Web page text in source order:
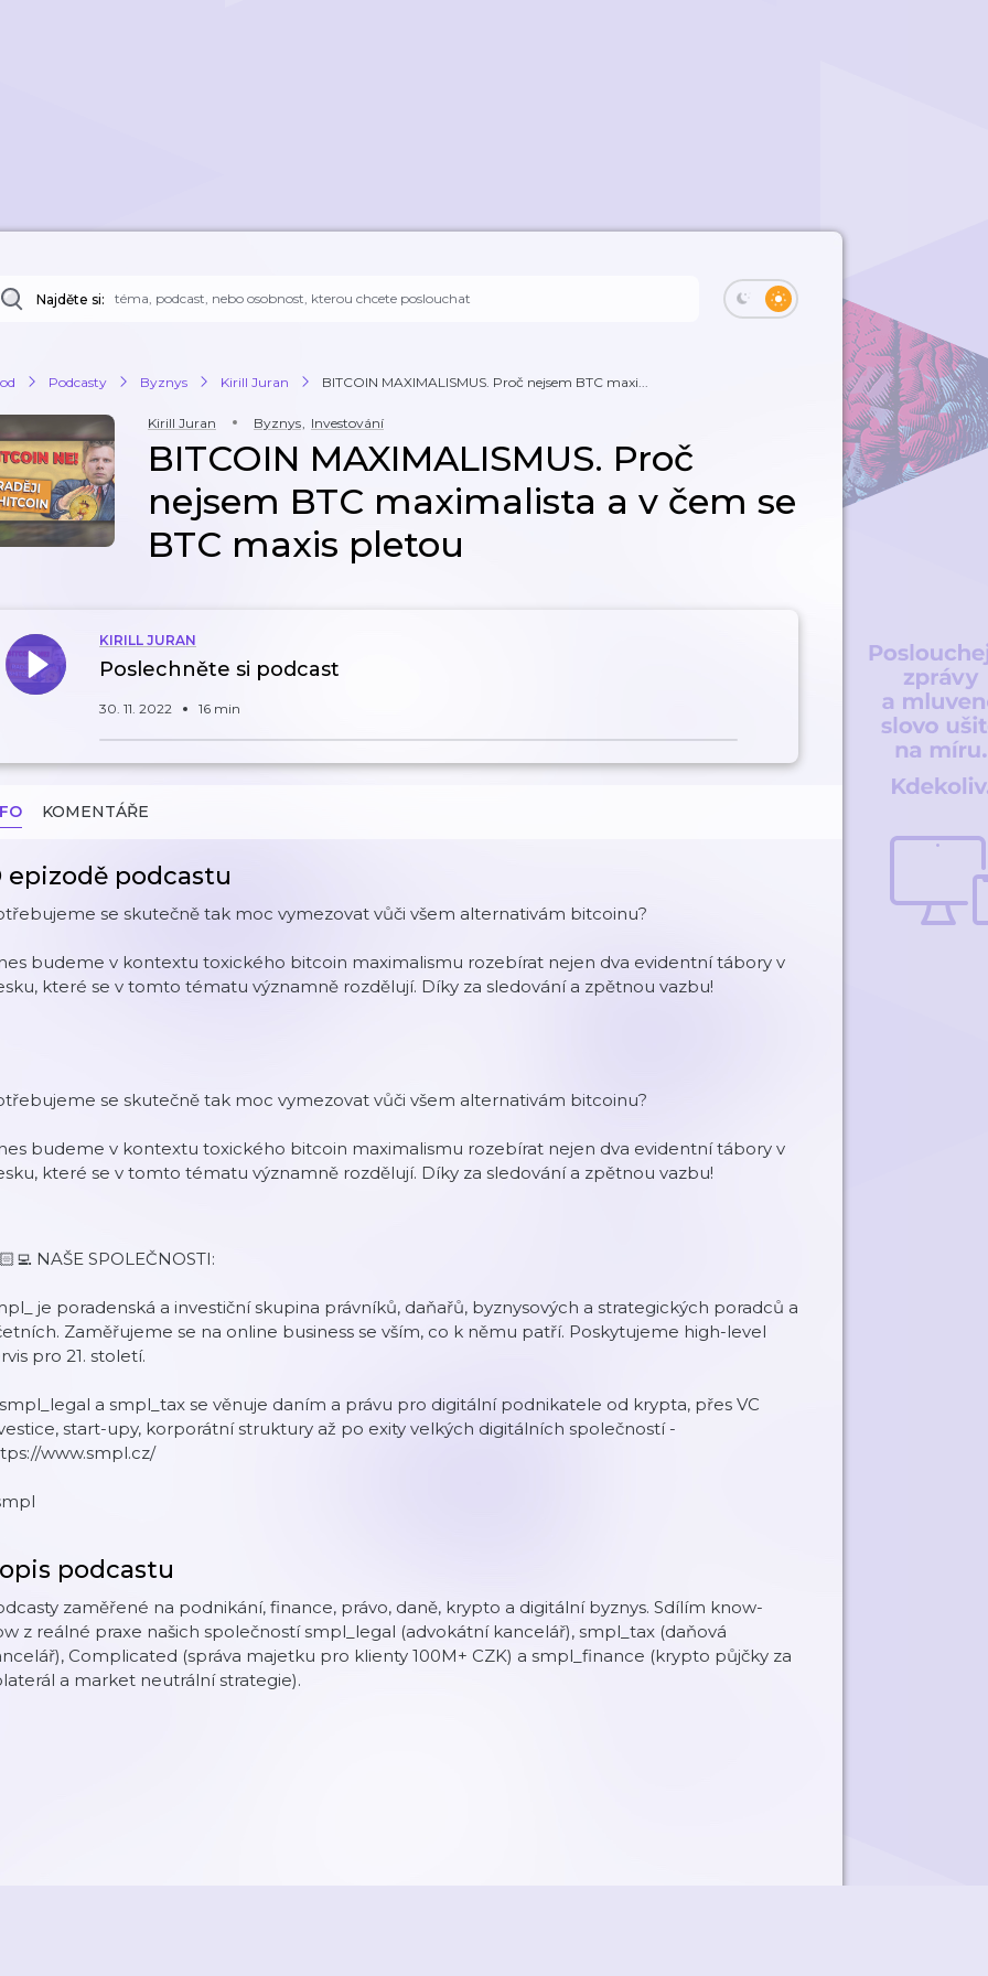
Najděte si:
Podcasty Byznys Kirill Juran BITCOIN MAXIMALISMUS. Proč nejsem BTC maxi...
Kirill Juran Byznys, Investování
BITCOIN MAXIMALISMUS. Proč
nejsem BTC maximalista a v čem se
BTC maxis pletou
KIRILL JURAN
Poslechněte si podcast
30. 11. 2022 16 min
KOMENTÁŘE
epizodě podcastu
se skutečně tak moc vymezovat vůči všem alternativám bitcoinu?
budeme v kontextu toxického bitcoin maximalismu rozebírat nejen dva evidentní tábory v
které se v tomto tématu významně rozdělují. Díky za sledování a zpětnou vazbu!
se skutečně tak moc vymezovat vůči všem alternativám bitcoinu?
budeme v kontextu toxického bitcoin maximalismu rozebírat nejen dva evidentní tábory v
které se v tomto tématu významně rozdělují. Díky za sledování a zpětnou vazbu!
NAŠE SPOLEČNOSTI:
je poradenská a investiční skupina právníků, daňařů, byznysových a strategických poradců a
Zaměřujeme se na online business se vším, co k němu patří. Poskytujeme high-level
pro 21. století.
a smpl_tax se věnuje daním a právu pro digitální podnikatele od krypta, přes VC
start-upy, korporátní struktury až po exity velkých digitálních společností -
www.smpl.cz/
podcastu
zaměřené na podnikání, finance, právo, daně, krypto a digitální byznys. Sdílím know-
z reálné praxe našich společností smpl_legal (advokátní kancelář), smpl_tax (daňová
Complicated (správa majetku pro klienty 100M+ CZK) a smpl_finance (krypto půjčky za
a market neutrální strategie).